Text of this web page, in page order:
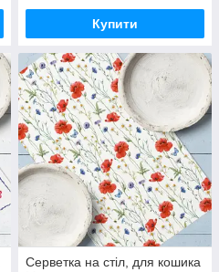
Купити
Серветка на стіл, для кошика